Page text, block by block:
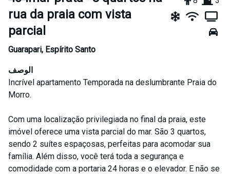
rua da praia com vista
parcial
Guarapari, Espírito Santo
الوصف
Incrível apartamento Temporada na deslumbrante Praia do
Morro.
Com uma localização privilegiada no final da praia, este
imóvel oferece uma vista parcial do mar. São 3 quartos,
sendo 2 suítes espaçosas, perfeitas para acomodar sua
família. Além disso, você terá toda a segurança e
comodidade com a portaria 24 horas e o elevador. E não se